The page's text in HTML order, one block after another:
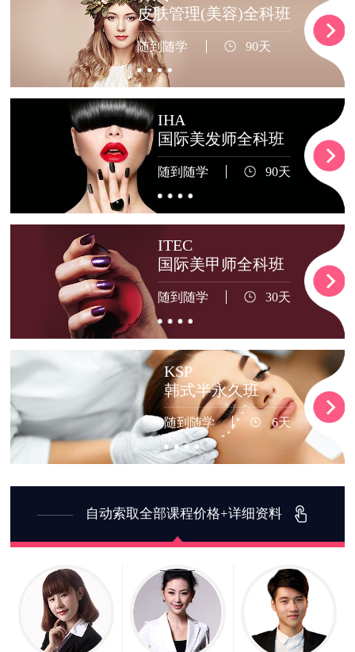
皮肤管理(美容)全科班
随到随学 90天
IHA
国际美发师全科班
随到随学 90天
ITEC
国际美甲师全科班
随到随学 30天
KSP
韩式半永久班
随到随学 6天
自动索取全部课程价格+详细资料